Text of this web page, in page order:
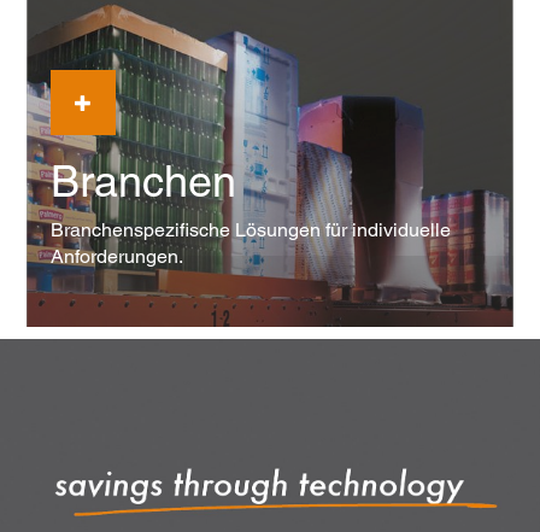
Branchen
Branchenspezifische Lösungen für individuelle
Anforderungen.